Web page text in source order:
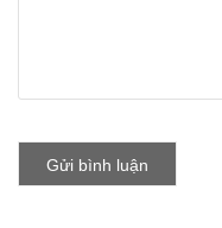
Gửi bình luận